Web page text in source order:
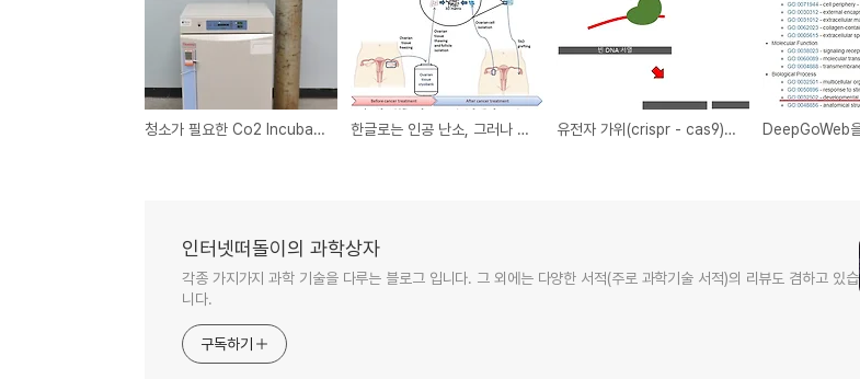
청소가 필요한 Co2 Incubator 한글로는 인공 난소, 그러나 실상은 많이 다른 2가지 이야기 유전자 가위(crispr - cas9)를 이용한 유전자 기능 상실 (Knock Out)을 하는 방법 -1-
인터넷떠돌이의 과학상자
각종 가지가지 과학 기술을 다루는 블로그 입니다. 그 외에는 다양한 서적(주로 과학기술 서적)의 리뷰도 겸하고 있습
니다.
구독하기